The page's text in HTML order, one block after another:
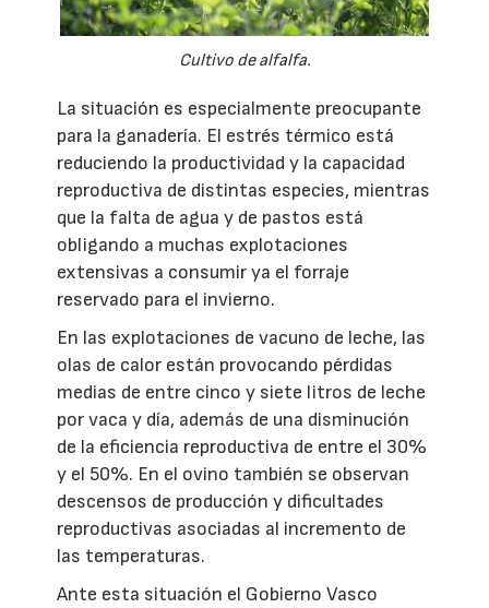
Cultivo de alfalfa.
La situación es especialmente preocupante
para la ganadería. El estrés térmico está
reduciendo la productividad y la capacidad
reproductiva de distintas especies, mientras
que la falta de agua y de pastos está
obligando a muchas explotaciones
extensivas a consumir ya el forraje
reservado para el invierno.
En las explotaciones de vacuno de leche, las
olas de calor están provocando pérdidas
medias de entre cinco y siete litros de leche
por vaca y día, además de una disminución
de la eficiencia reproductiva de entre el 30%
y el 50%. En el ovino también se observan
descensos de producción y dificultades
reproductivas asociadas al incremento de
las temperaturas.
Ante esta situación el Gobierno Vasco